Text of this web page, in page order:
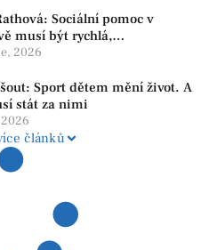
Sociální pomoc v
musí být rychlá,
a férová. Ne udržovat lidi v
2026
Sport dětem mění život. A
stát za nimi
článků